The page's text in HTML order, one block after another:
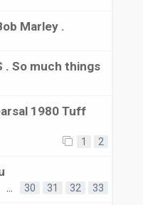
Marley .
. So much things
1980 Tuff
1 2
30 31 32 33